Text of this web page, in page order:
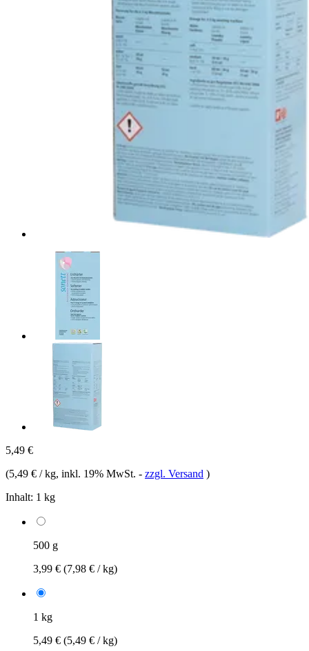
5,49 €
(5,49 € / kg, inkl. 19% MwSt. - zzgl. Versand )
Inhalt: 1 kg
500 g
3,99 € (7,98 € / kg)
1 kg
5,49 € (5,49 € / kg)